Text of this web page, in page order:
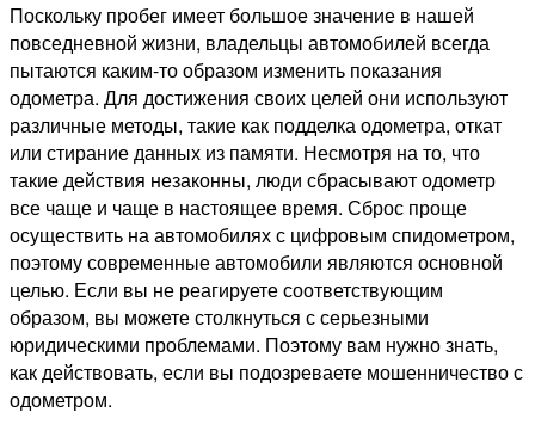
Поскольку пробег имеет большое значение в нашей
повседневной жизни, владельцы автомобилей всегда
пытаются каким-то образом изменить показания
одометра. Для достижения своих целей они используют
различные методы, такие как подделка одометра, откат
или стирание данных из памяти. Несмотря на то, что
такие действия незаконны, люди сбрасывают одометр
все чаще и чаще в настоящее время. Сброс проще
осуществить на автомобилях с цифровым спидометром,
поэтому современные автомобили являются основной
целью. Если вы не реагируете соответствующим
образом, вы можете столкнуться с серьезными
юридическими проблемами. Поэтому вам нужно знать,
как действовать, если вы подозреваете мошенничество с
одометром.